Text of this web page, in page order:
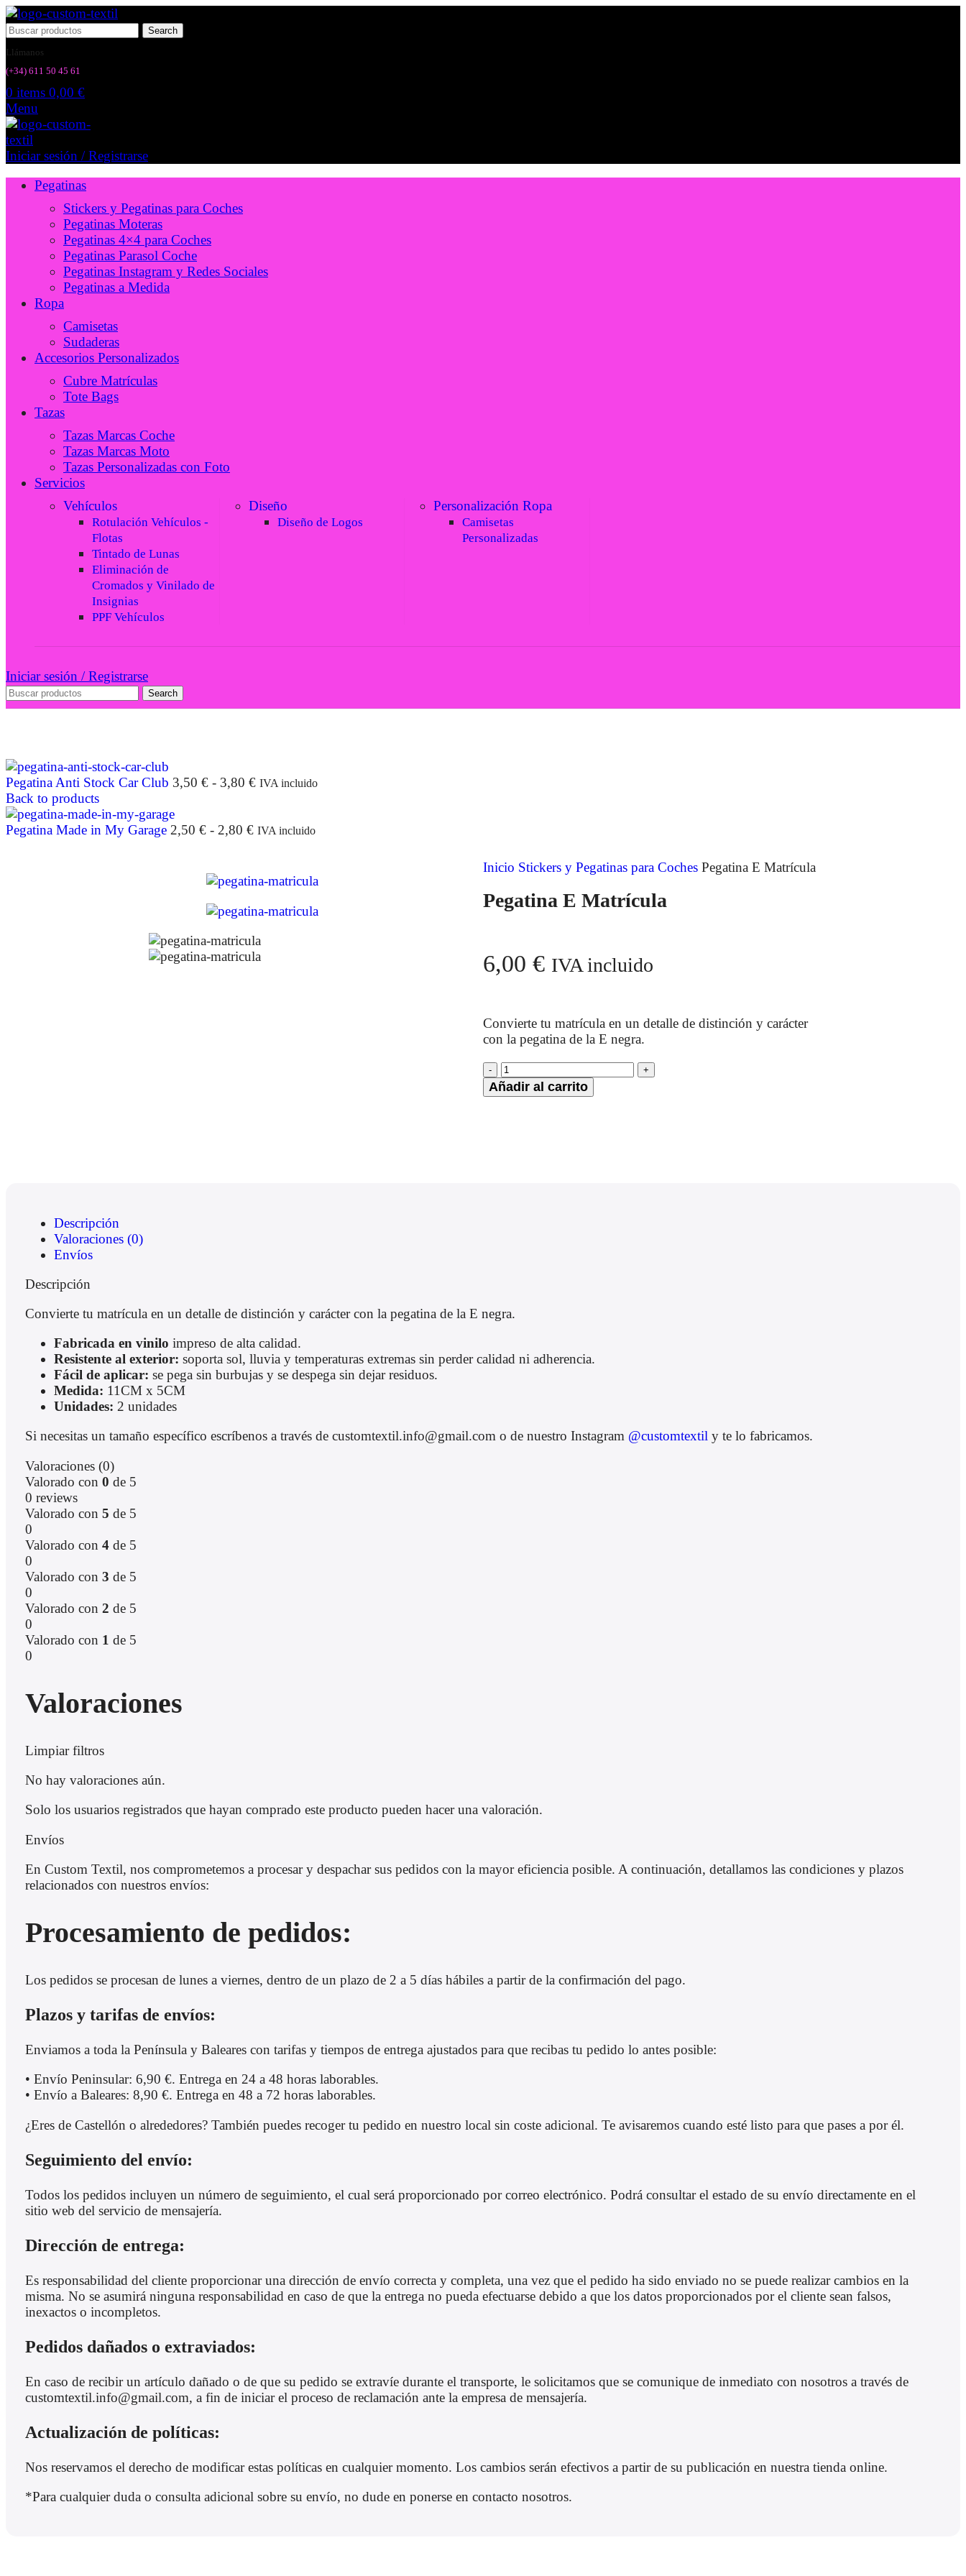
Search
Llámanos
(+34) 611 50 45 61
0 items 0,00 €
Menu
Iniciar sesión / Registrarse
Pegatinas
Stickers y Pegatinas para Coches
Pegatinas Moteras
Pegatinas 4×4 para Coches
Pegatinas Parasol Coche
Pegatinas Instagram y Redes Sociales
Pegatinas a Medida
Ropa
Camisetas
Sudaderas
Accesorios Personalizados
Cubre Matrículas
Tote Bags
Tazas
Tazas Marcas Coche
Tazas Marcas Moto
Tazas Personalizadas con Foto
Servicios
Vehículos
Rotulación Vehículos -
Flotas
Tintado de Lunas
Eliminación de
Cromados y Vinilado de
Insignias
PPF Vehículos
Diseño
Diseño de Logos
Personalización Ropa
Camisetas
Personalizadas
Iniciar sesión / Registrarse
Search
Pegatina Anti Stock Car Club 3,50 € - 3,80 € IVA incluido
Back to products
Pegatina Made in My Garage 2,50 € - 2,80 € IVA incluido
Inicio Stickers y Pegatinas para Coches Pegatina E Matrícula
Pegatina E Matrícula
6,00 € IVA incluido
Convierte tu matrícula en un detalle de distinción y carácter
con la pegatina de la E negra.
Añadir al carrito
Descripción
Valoraciones (0)
Envíos
Descripción
Convierte tu matrícula en un detalle de distinción y carácter con la pegatina de la E negra.
Fabricada en vinilo impreso de alta calidad.
Resistente al exterior: soporta sol, lluvia y temperaturas extremas sin perder calidad ni adherencia.
Fácil de aplicar: se pega sin burbujas y se despega sin dejar residuos.
Medida: 11CM x 5CM
Unidades: 2 unidades
Si necesitas un tamaño específico escríbenos a través de customtextil.info@gmail.com o de nuestro Instagram @customtextily te lo fabricamos.
Valoraciones (0)
Valorado con 0 de 5
0 reviews
Valorado con 5 de 5
0
Valorado con 4de 5
0
Valorado con 3 de 5
0
Valorado con 2 de 5
0
Valorado con 1 de 5
0
Valoraciones
Limpiar filtros
No hay valoraciones aún.
Solo los usuarios registrados que hayan comprado este producto pueden hacer una valoración.
Envíos
En Custom Textil, nos comprometemos a procesar y despachar sus pedidos con la mayor eficiencia posible. A continuación, detallamos las condiciones y plazos
relacionados con nuestros envíos:
Procesamiento de pedidos:
Los pedidos se procesan de lunes a viernes, dentro de un plazo de 2 a 5 días hábiles a partir de la confirmación del pago.
Plazos y tarifas de envíos:
Enviamos a toda la Península y Baleares con tarifas y tiempos de entrega ajustados para que recibas tu pedido lo antes posible:
• Envío Peninsular: 6,90 €. Entrega en 24 a 48 horas laborables.
• Envío a Baleares: 8,90 €. Entrega en 48 a 72 horas laborables.
¿Eres de Castellón o alrededores? También puedes recoger tu pedido en nuestro local sin coste adicional. Te avisaremos cuando esté listo para que pases a por él.
Seguimiento del envío:
Todos los pedidos incluyen un número de seguimiento, el cual será proporcionado por correo electrónico. Podrá consultar el estado de su envío directamente en el
sitio web del servicio de mensajería.
Dirección de entrega:
Es responsabilidad del cliente proporcionar una dirección de envío correcta y completa, una vez que el pedido ha sido enviado no se puede realizar cambios en la
misma. No se asumirá ninguna responsabilidad en caso de que la entrega no pueda efectuarse debido a que los datos proporcionados por el cliente sean falsos,
inexactos o incompletos.
Pedidos dañados o extraviados:
En caso de recibir un artículo dañado o de que su pedido se extravíe durante el transporte, le solicitamos que se comunique de inmediato con nosotros a través de
customtextil.info@gmail.com, a fin de iniciar el proceso de reclamación ante la empresa de mensajería.
Actualización de políticas:
Nos reservamos el derecho de modificar estas políticas en cualquier momento. Los cambios serán efectivos a partir de su publicación en nuestra tienda online.
*Para cualquier duda o consulta adicional sobre su envío, no dude en ponerse en contacto nosotros.